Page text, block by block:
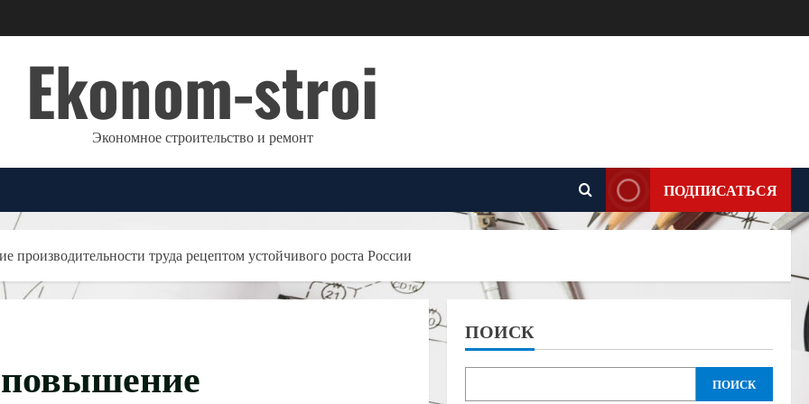
Ekonom-stroi
Экономное строительство и ремонт
ПОДПИСАТЬСЯ
производительности труда рецептом устойчивого роста России
ПОИСК
ПОИСК